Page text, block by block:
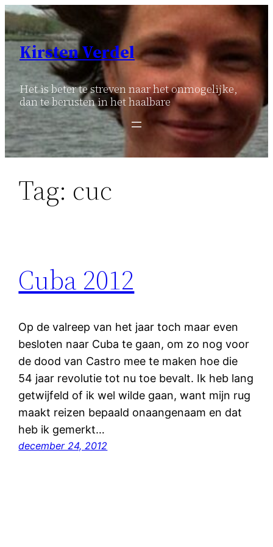
Ga
naar
inhoud
Kirsten Verdel
Het is beter te streven naar het onmogelijke,
dan te berusten in het haalbare
Tag: cuc
Cuba 2012
Op de valreep van het jaar toch maar even
besloten naar Cuba te gaan, om zo nog voor
de dood van Castro mee te maken hoe die
54 jaar revolutie tot nu toe bevalt. Ik heb lang
getwijfeld of ik wel wilde gaan, want mijn rug
maakt reizen bepaald onaangenaam en dat
heb ik gemerkt…
december 24, 2012